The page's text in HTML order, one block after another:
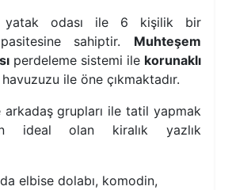
odası ile 6 kişilik bir
sahiptir. Muhteşem
perdeleme sistemi ile korunaklı
ile öne çıkmaktadır.
arkadaş grupları ile tatil yapmak
ideal olan kiralık yazlık
elbise dolabı, komodin,